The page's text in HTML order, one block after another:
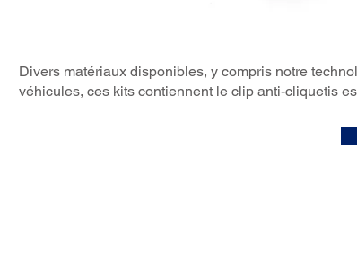
Divers matériaux disponibles, y compris notre
véhicules, ces kits contiennent le clip anti-cliquetis